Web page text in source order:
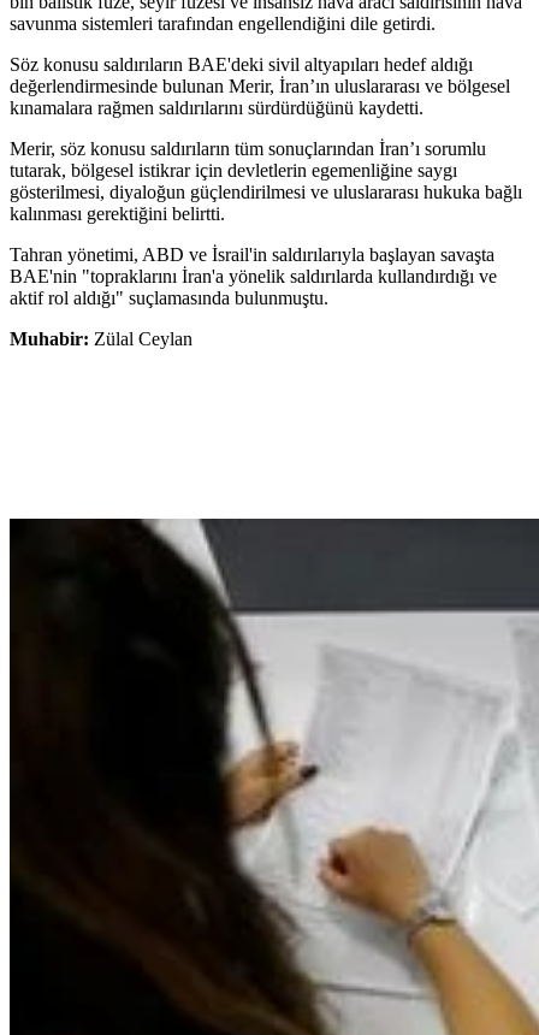
savunma sistemleri tarafından engellendiğini dile getirdi.
Söz konusu saldırıların BAE'deki sivil altyapıları hedef aldığı
değerlendirmesinde bulunan Merir, İran’ın uluslararası ve bölgesel
kınamalara rağmen saldırılarını sürdürdüğünü kaydetti.
Merir, söz konusu saldırıların tüm sonuçlarından İran’ı sorumlu
tutarak, bölgesel istikrar için devletlerin egemenliğine saygı
gösterilmesi, diyaloğun güçlendirilmesi ve uluslararası hukuka bağlı
kalınması gerektiğini belirtti.
Tahran yönetimi, ABD ve İsrail'in saldırılarıyla başlayan savaşta
BAE'nin "topraklarını İran'a yönelik saldırılarda kullandırdığı ve
aktif rol aldığı" suçlamasında bulunmuştu.
Muhabir: Zülal Ceylan